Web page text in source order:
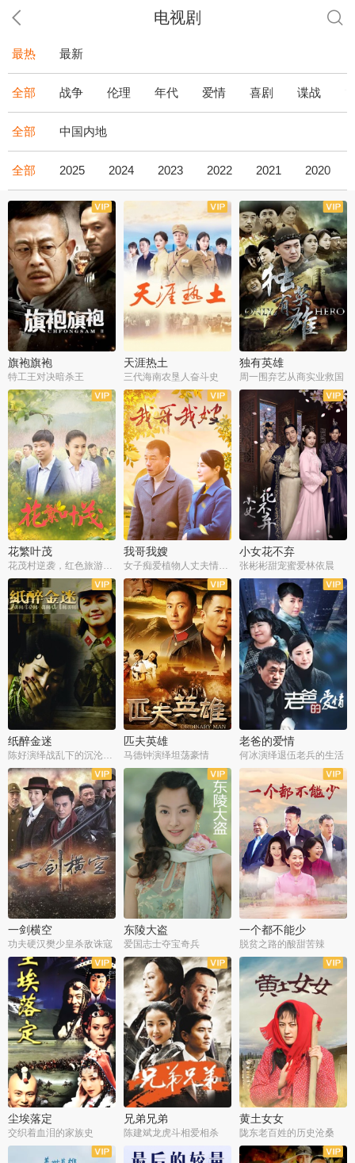
电视剧
最热 最新
全部 战争 伦理 年代 爱情 喜剧 谍战
全部 中国内地
全部 2025 2024 2023 2022 2021 2020
全43集
旗袍旗袍
特工王对决暗杀王
全36集
天涯热土
三代海南农垦人奋斗史
全34集
独有英雄
周一围弃艺从商实业救国
全34集
花繁叶茂
花茂村逆袭，红色旅游出圈
全50集
我哥我嫂
女子痴爱植物人丈夫情定一生
全51集
小女花不弃
张彬彬甜宠蜜爱林依晨
全42集
纸醉金迷
全35集
匹夫英雄
马德钟演绎坦荡豪情
全32集
老爸的爱情
何冰演绎退伍老兵的生活
全40集
一剑横空
功夫硬汉樊少皇杀敌诛寇
全33集
东陵大盗
爱国志士夺宝奇兵
全36集
一个都不能少
脱贫之路的酸甜苦辣
全25集
尘埃落定
交织着血泪的家族史
全50集
兄弟兄弟
陈建斌龙虎斗相爱相杀
全23集
黄土女女
陇东老百姓的历史沧桑
全36集
全28集 全44集